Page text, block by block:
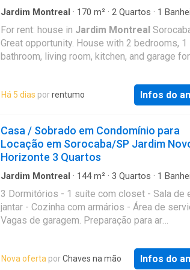
Jardim Montreal · 170 m² · 2 Quartos · 1
For rent: house in Jardim Montreal
Great opportunity. House with 2 bedrooms, 1
bathroom, living room, kitchen, and garage for
Property well located, in a quiet neighborho
Há 5 dias porrentumo Infos do
Casa / Sobrado em Condomínio para
Locação em Sorocaba/SP Jardim
Horizonte 3 Quartos
Jardim Montreal · 144m² · 3 Quartos · 1
· Área de serviço · Sala de jogos·Alarme
3 Dormitórios - 1 suíte com closet - Sala de
jantar - Cozinha com armários - Área de
Vagas de garagem. Preparação para ar
Condomínio: Área kids Salão de festas Sala
jogos Piscina Lago para pesca Quadras
Nova oferta porChaves na mão Infos do